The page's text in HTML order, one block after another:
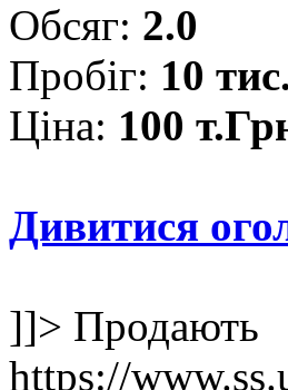
Обсяг: 2.0
Пробіг: 10 тис.
Ціна: 100
Дивитися
]]> Продають
https://